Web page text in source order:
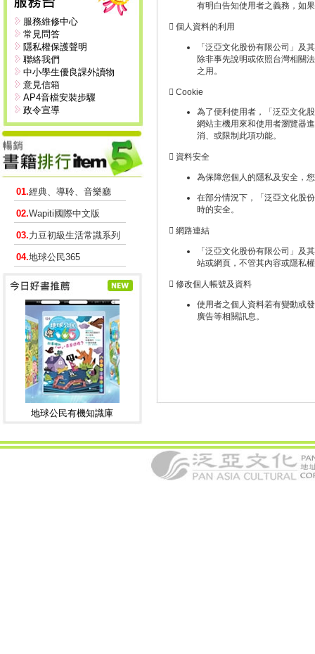
服務維修中心
常見問答
隱私權保護聲明
聯絡我們
中小學生優良課外讀物
意見信箱
AP4音檔安裝步驟
政令宣導
01.經典、導聆、音樂廳
02.Wapiti國際中文版
03.力豆初級生活常識系列
04.地球公民365
地球公民有機知識庫
有明白告知使用者之義務，如
 個人資料的利用
「泛亞文化股份有限公司」及
除非事先說明或依照台灣相關
之用。
 Cookie
為了便利使用者，「泛亞文化
網站主機用來和使用者瀏覽器
消、或限制此項功能。
 資料安全
為保障您個人的隱私及安全，
在部分情況下，「泛亞文化股
時的安全。
 網路連結
「泛亞文化股份有限公司」及
站或網頁，不管其內容或隱私
 修改個人帳號及資料
使用者之個人資料若有變動或
廣告等相關訊息。